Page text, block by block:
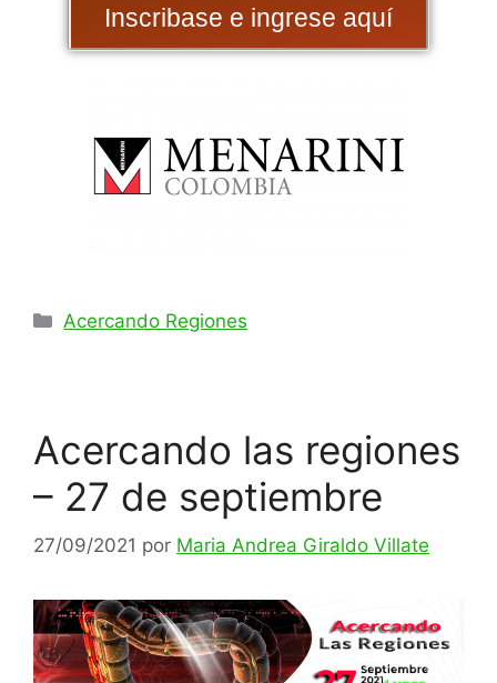
Inscribase e ingrese aquí
Acercando Regiones
Acercando las regiones
– 27 de septiembre
27/09/2021 por Maria Andrea Giraldo Villate